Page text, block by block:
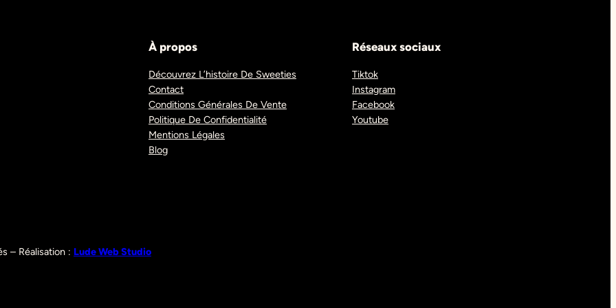
À propos
Découvrez L’histoire De Sweeties
Contact
Conditions Générales De Vente
Politique De Confidentialité
Mentions Légales
Blog
Réseaux sociaux
Tiktok
Instagram
Facebook
Youtube
– Réalisation : Lude Web Studio